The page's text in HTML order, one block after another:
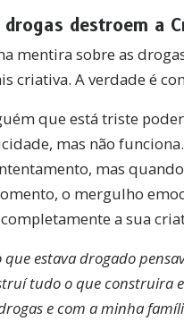
drogas destroem a
mentira sobre as
criativa. A verdade é
que está triste
mas não
mas
o mergulho
a sua
estava drogado
tudo o que construira
e com a minha
SE PARA
FORMAS
ao Boletim Informativo
nossas últimas notícias